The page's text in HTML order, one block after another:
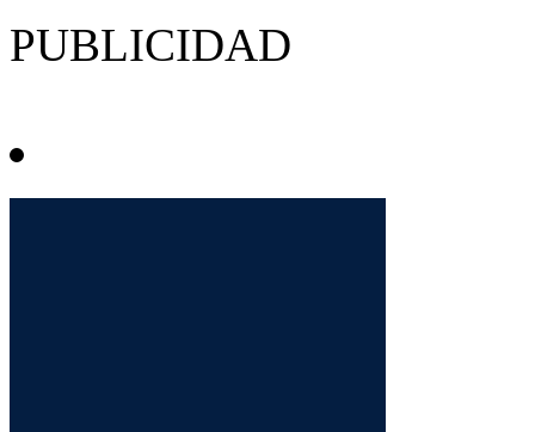
PUBLICIDAD